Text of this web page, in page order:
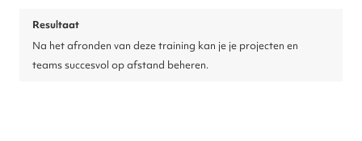
Resultaat
Na het afronden van deze training kan je je projecten en
teams succesvol op afstand beheren.